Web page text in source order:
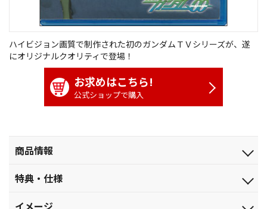
ハイビジョン画質で制作された初のガンダムＴＶシリーズが、遂
にオリジナルクオリティで登場！
お求めはこちら!
公式ショップで購入
商品情報
2008.8.22
ジャンル
特典・仕様
イメージ